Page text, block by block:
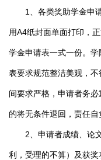
1、各类奖助学金申请
用A4纸封面单面打印，
学金申请表一式一份。
表要求规范整洁美观，
间要求严格，申请者务
的将无条件退回，责任自
2、申请者成绩、论文
利，受理的不算）及获